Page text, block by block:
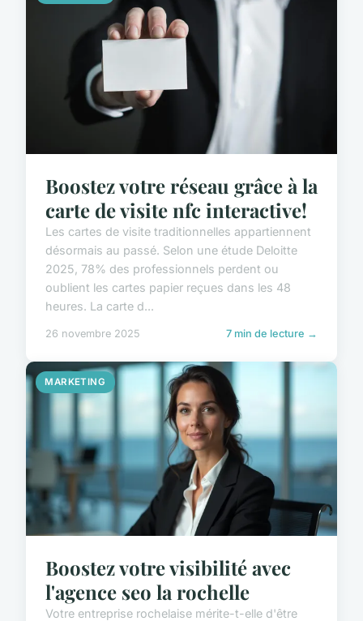
Boostez votre réseau grâce à la
carte de visite nfc interactive!
Les cartes de visite traditionnelles appartiennent
désormais au passé. Selon une étude Deloitte
2025, 78% des professionnels perdent ou
oublient les cartes papier reçues dans les 48
heures. La carte d...
26 novembre 2025 7 min de lecture →
MARKETING
Boostez votre visibilité avec
l'agence seo la rochelle
Votre entreprise rochelaise mérite-t-elle d'être